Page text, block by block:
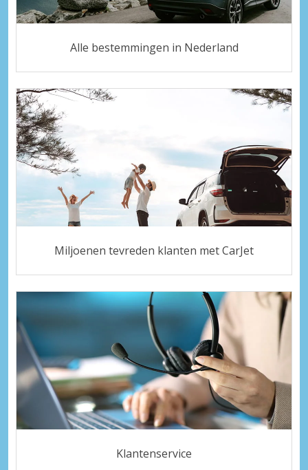
Alle bestemmingen in Nederland
Miljoenen tevreden klanten met CarJet
Klantenservice